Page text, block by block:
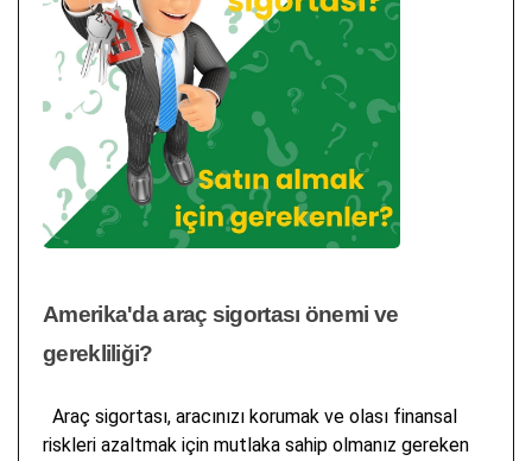
Amerika'da araç sigortası önemi ve
gerekliliği?
Araç sigortası, aracınızı korumak ve olası finansal
riskleri azaltmak için mutlaka sahip olmanız gereken